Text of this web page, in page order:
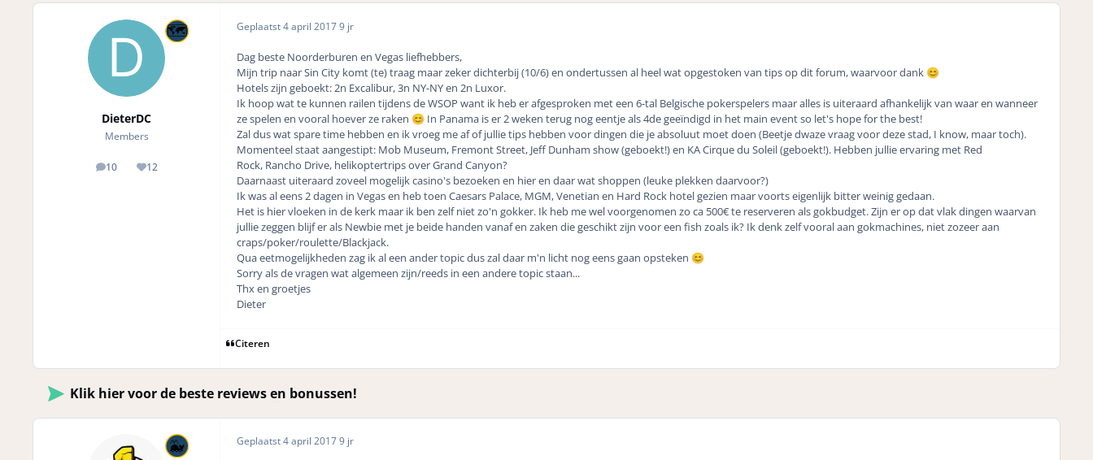
DieterDC
Members
10
posts 12
Reputation
Geplaatst4 april 20179 jr
Dag beste Noorderburen en Vegas liefhebbers,
Mijn trip naar Sin City komt (te) traag maar zeker dichterbij (10/6) en ondertussen al heel wat opgestoken van tips op dit forum, waarvoor dank 😊
Hotels zijn geboekt: 2n Excalibur, 3n NY-NY en 2n Luxor.
Ik hoop wat te kunnen railen tijdens de WSOP want ik heb er afgesproken met een 6-tal Belgische pokerspelers maar alles is uiteraard afhankelijk van waar en wanneer
ze spelen en vooral hoever ze raken 😊In Panama is er 2 weken terug nog eentje als 4de geeïndigd in het main event so let's hope for the best!
Zal dus wat spare time hebben en ik vroeg me af of jullie tips hebben voor dingen die je absoluut moet doen (Beetje dwaze vraag voor deze stad, I know, maar toch).
Momenteel staat aangestipt: Mob Museum, Fremont Street, Jeff Dunham show (geboekt!) en KA Cirque du Soleil (geboekt!). Hebben jullie ervaring met Red
Rock, Rancho Drive, helikoptertrips over Grand Canyon?
Daarnaast uiteraard zoveel mogelijk casino's bezoeken en hier en daar wat shoppen (leuke plekken daarvoor?)
Ik was al eens 2 dagen in Vegas en heb toen Caesars Palace, MGM, Venetian en Hard Rock hotel gezien maar voorts eigenlijk bitter weinig gedaan.
Het is hier vloeken in de kerk maar ik ben zelf niet zo'n gokker. Ik heb me wel voorgenomen zo ca 500€ te reserveren als gokbudget. Zijn er op dat vlak dingen waarvan
jullie zeggen blijf er als Newbie met je beide handen vanaf en zaken die geschikt zijn voor een fish zoals ik? Ik denk zelf vooral aan gokmachines, niet zozeer aan
craps/poker/roulette/Blackjack.
Qua eetmogelijkheden zag ik al een ander topic dus zal daar m'n licht nog eens gaan opsteken 😊
Sorry als de vragen wat algemeen zijn/reeds in een andere topic staan...
Thx en groetjes
Dieter
Citeren
Klik hier voor de beste reviews en bonussen!
Geplaatst4 april 20179 jr